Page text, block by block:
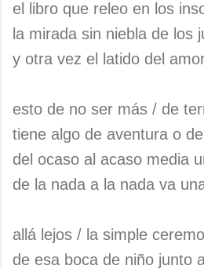
el libro que releo en los
la mirada sin niebla de los
y otra vez el latido del
esto de no ser más / de
tiene algo de aventura o
del ocaso al acaso media
de la nada a la nada va
allá lejos / la simple
de esa boca de niño junto